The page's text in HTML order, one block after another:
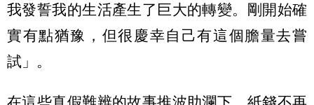
我發誓我的生活產生了巨大的轉變。剛開始確
實有點猶豫，但很慶幸自己有這個膽量去嘗
試」。
在這些真假難辨的故事推波助瀾下，紙錢不再